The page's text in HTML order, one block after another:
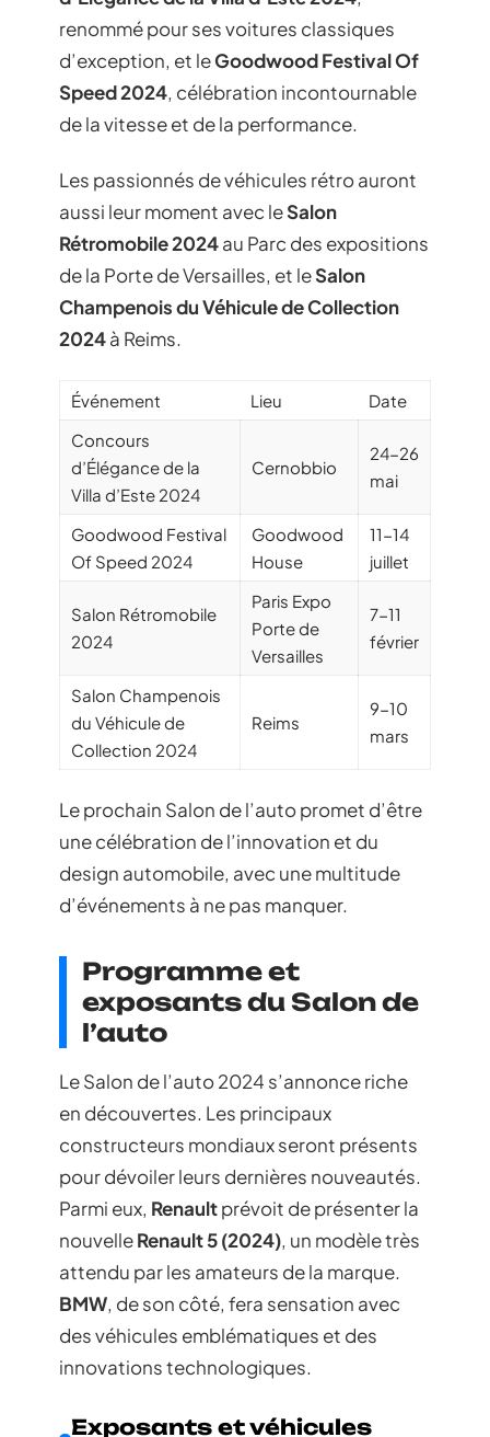
renommé pour ses voitures classiques
d’exception, et leGoodwood Festival Of
Speed 2024, célébration incontournable
de la vitesse et de la performance.
Les passionnés de véhicules rétro auront
aussi leur moment avec leSalon
Rétromobile 2024au Parc des expositions
de la Porte de Versailles, et leSalon
Champenois du Véhicule de Collection
2024à Reims.
Événement Lieu
Date
Concours
d’Élégance de la
Villa d’Este 2024
Cernobbio
24-26
mai
Goodwood Festival
Of Speed 2024
Goodwood
House
11-14
juillet
Salon Rétromobile
2024
Paris Expo
Porte de
Versailles
7-11
février
Salon Champenois
du Véhicule de
Collection 2024
Reims
9-10
mars
Le prochain Salon de l’auto promet d’être
une célébration de l’innovation et du
design automobile, avec une multitude
d’événements à ne pas manquer.
Programme et
exposants du Salon de
l’auto
Le Salon de l’auto 2024 s’annonce riche
en découvertes. Les principaux
constructeurs mondiaux seront présents
pour dévoiler leurs dernières nouveautés.
Parmi eux, Renaultprévoit de présenter la
nouvelleRenault 5 (2024), un modèle très
attendu par les amateurs de la marque.
BMW, de son côté, fera sensation avec
des véhicules emblématiques et des
innovations technologiques.
Exposants et véhicules